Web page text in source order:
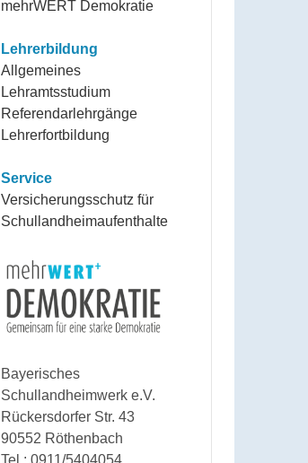
mehrWERT Demokratie
Lehrerbildung
Allgemeines
Lehramtsstudium
Referendarlehrgänge
Lehrerfortbildung
Service
Versicherungsschutz für
Schullandheimaufenthalte
Bayerisches
Schullandheimwerk e.V.
Rückersdorfer Str. 43
90552 Röthenbach